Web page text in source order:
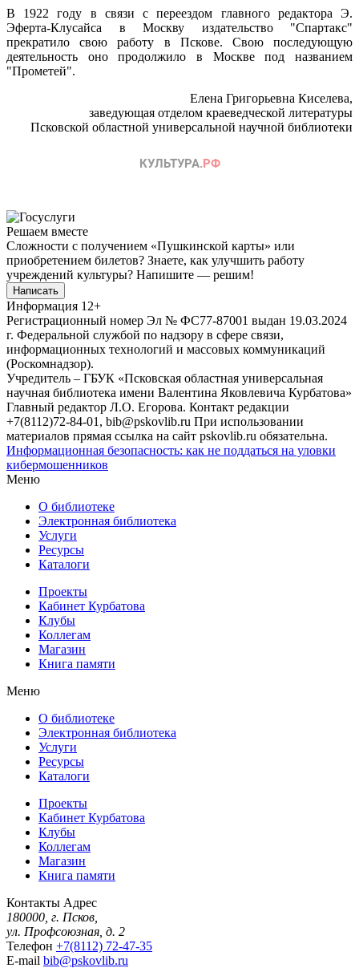
В 1922 году в связи с переездом главного редактора Э.
Эферта-Клусайса в Москву издательство "Спартакс"
прекратило свою работу в Пскове. Свою последующую
деятельность оно продолжило в Москве под названием
"Прометей".
Елена Григорьевна Киселева,
заведующая отделом краеведческой литературы
Псковской областной универсальной научной библиотеки
Решаем вместе
Сложности с получением «Пушкинской карты» или
приобретением билетов? Знаете, как улучшить работу
учреждений культуры? Напишите — решим!
Написать
Информация 12+
Регистрационный номер Эл № ФС77-87001 выдан 19.03.2024
г. Федеральной службой по надзору в сфере связи,
информационных технологий и массовых коммуникаций
(Роскомнадзор).
Учредитель – ГБУК «Псковская областная универсальная
научная библиотека имени Валентина Яковлевича Курбатова»
Главный редактор Л.О. Егорова. Контакт редакции
+7(8112)72-84-01, bib@pskovlib.ru При использовании
материалов прямая ссылка на сайт pskovlib.ru обязательна.
Информационная безопасность: как не поддаться на уловки
кибермошенников
Меню
О библиотеке
Электронная библиотека
Услуги
Ресурсы
Каталоги
Проекты
Кабинет Курбатова
Клубы
Коллегам
Магазин
Книга памяти
Меню
О библиотеке
Электронная библиотека
Услуги
Ресурсы
Каталоги
Проекты
Кабинет Курбатова
Клубы
Коллегам
Магазин
Книга памяти
Контакты Адрес
180000, г. Псков,
ул. Профсоюзная, д. 2
Телефон +7(8112) 72-47-35
E-mail bib@pskovlib.ru